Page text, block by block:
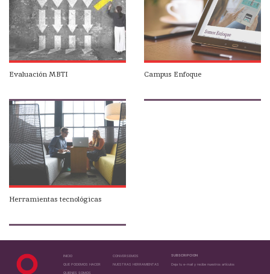
Evaluación MBTI Campus Enfoque
Herramientas tecnológicas
INICIO
QUE PODEMOS HACER
QUIENES SOMOS
CONVERSEMOS
NUESTRAS HERRAMIENTAS
SUBSCRIPCION
Deja tu e-mail y recibe nuestros artículos